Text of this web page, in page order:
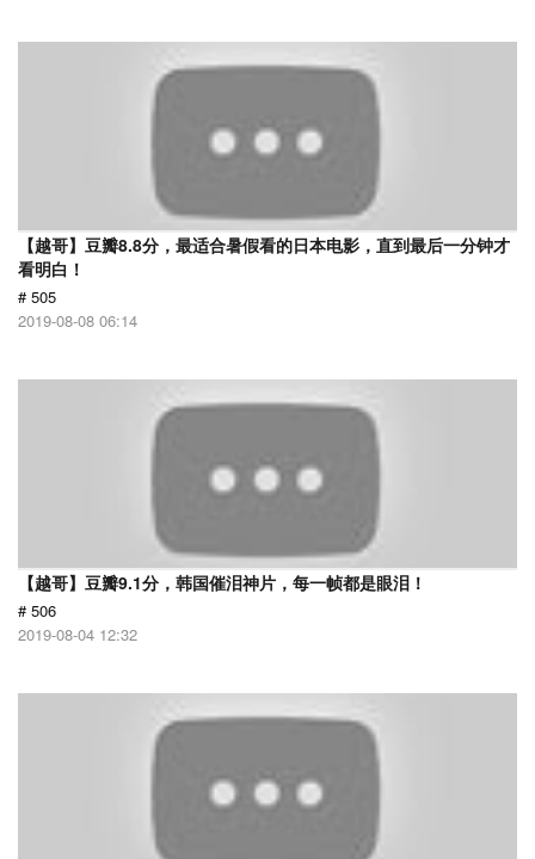
【越哥】豆瓣8.8分，最适合暑假看的日本电影，直到最后一分钟才
看明白！
# 505
2019-08-08 06:14
【越哥】豆瓣9.1分，韩国催泪神片，每一帧都是眼泪！
# 506
2019-08-04 12:32